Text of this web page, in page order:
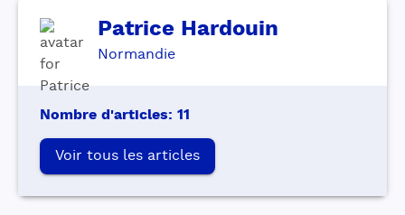
Patrice Hardouin
Normandie
Nombre d'articles: 11
Voir tous les articles